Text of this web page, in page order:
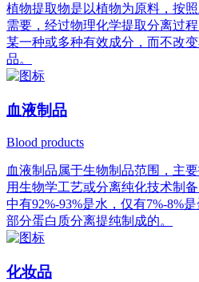
植物提取物是以植物为原料，按
需要，经过物理化学提取分离过
某一种或多种有效成分，而不改
品。
血液制品
Blood products
血液制品属于生物制品范围，主
用生物学工艺或分离纯化技术制
中有92%-93%是水，仅有7%-8%
部分蛋白质分离提纯制成的。
化妆品